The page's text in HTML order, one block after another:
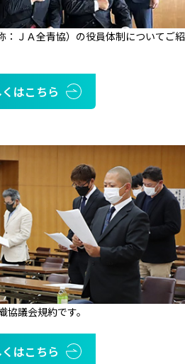
：ＪＡ全青協）の役員体制についてご紹
はこちら
議会規約です。
はこちら